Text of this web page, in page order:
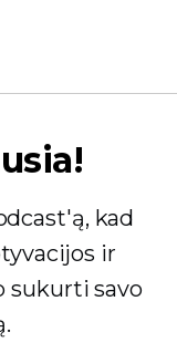
kad
ir
sukurti savo